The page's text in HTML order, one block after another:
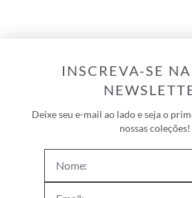
INSCREVA-SE
Deixe seu e-mail ao lado e seja o
nossas coleções!